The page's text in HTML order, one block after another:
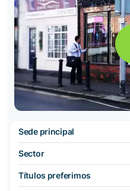
Sede principal
Sector
Títulos preferimos